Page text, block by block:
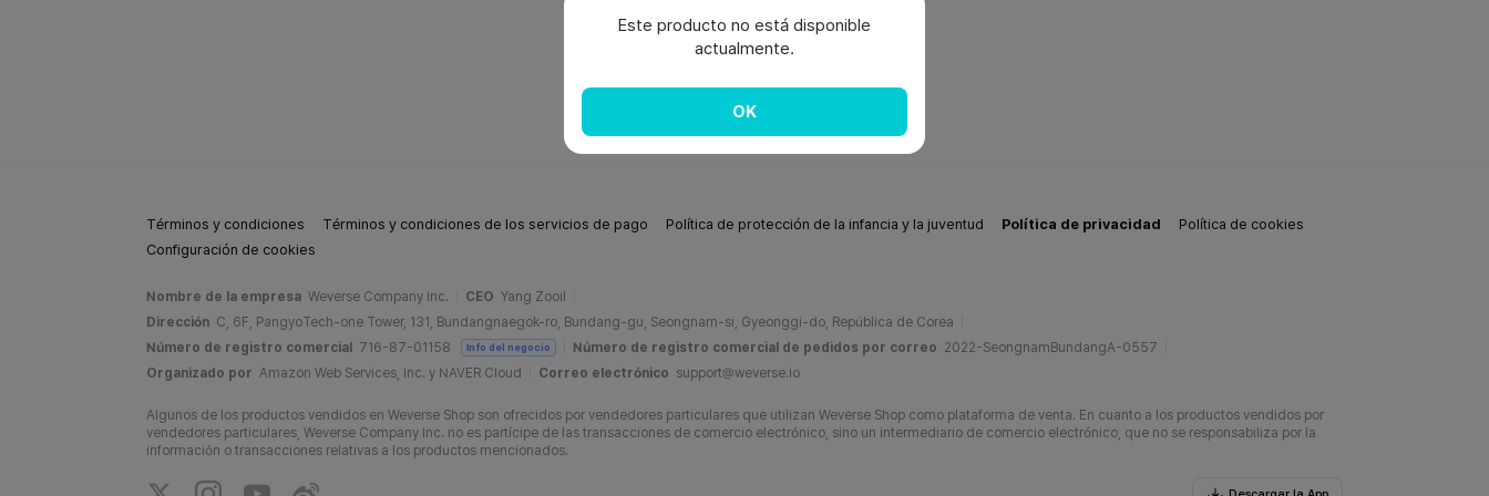
Términos y condiciones Términos y condiciones de los servicios de pago Política de protección de la infancia y la juventud Política de privacidad
Política de cookies
Configuración de cookies
Nombre de la empresa Weverse Company Inc. CEO Yang Zooil
Dirección C, 6F, PangyoTech-one Tower, 131, Bundangnaegok-ro, Bundang-gu, Seongnam-si, Gyeonggi-do, República de Corea
Número de registro comercial
716-87-01158 Info del negocio Número de registro comercial de pedidos por correo 2022-SeongnamBundangA-0557
Organizado por Amazon Web Services, Inc. y NAVER Cloud Correo electrónico support@weverse.io
Algunos de los productos vendidos en Weverse Shop son ofrecidos por vendedores particulares que utilizan Weverse Shop como plataforma de venta. En cuanto a los productos vendidos por
vendedores particulares, Weverse Company Inc. no es partícipe de las transacciones de comercio electrónico, sino un intermediario de comercio electrónico, que no se responsabiliza por la
información o transacciones relativas a los productos mencionados.
Este producto no está disponible
actualmente.
OK